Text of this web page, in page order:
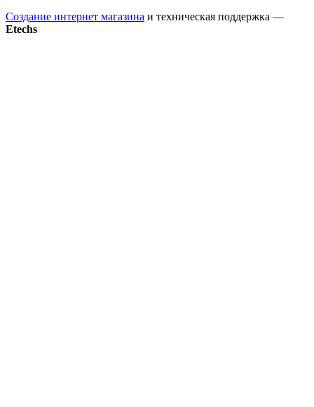
Создание интернет магазина и техническая поддержка —
Etechs